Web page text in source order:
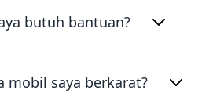
butuh bantuan?
mobil saya berkarat?